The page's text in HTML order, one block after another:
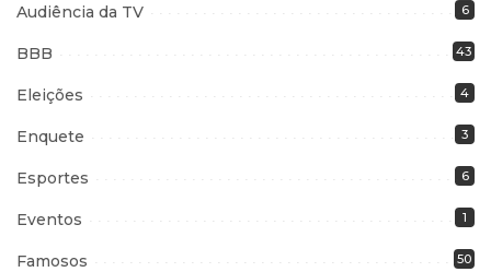
Audiência da TV 6
BBB 43
Eleições 4
Enquete 3
Esportes 6
Eventos 1
Famosos 50